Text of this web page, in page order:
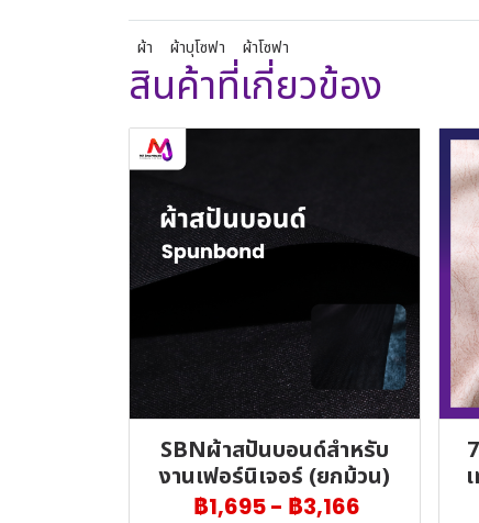
ผ้า ผ้าบุโซฟา ผ้าโซฟา
สินค้าที่เกี่ยวข้อง
SBNผ้าสปันบอนด์สำหรับ
งานเฟอร์นิเจอร์ (ยกม้วน)
฿1,695- ฿3,166